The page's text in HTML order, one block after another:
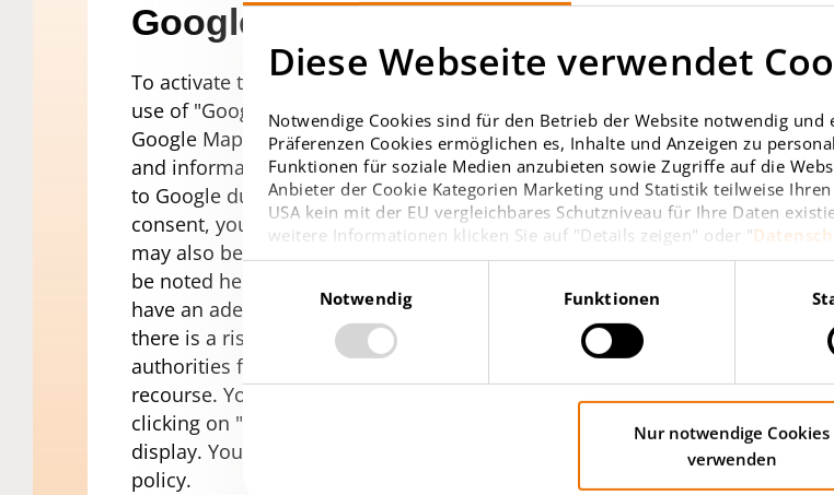
Diese Webseite verwendet
Notwendige Cookies sind für den Betrieb der Website notwendig
Präferenzen Cookies ermöglichen es, Inhalte und Anzeigen zu
Funktionen für soziale Medien anzubieten sowie Zugriffe auf die
Anbieter der Cookie Kategorien Marketing und Statistik teilweise
USA kein mit der EU vergleichbares Schutzniveau für Ihre Daten
weitere Informationen klicken Sie auf "Details zeigen" oder "
Notwendig
Funktionen
Nur notwendige Cookies
verwenden
Google Maps Consent
To activate the map display, we ask you to agree to the
use of "Google Maps". Furthermore, when activating
Google Maps, you agree that we transmit your IP address
and information about your terminal device and browser
to Google due to the loading of the maps. With your
consent, you also agree that the aforementioned data
may also be transmitted to Google in the USA. It should
be noted here that the ECJ certifies that the USA does not
have an adequate level of data protection. In particular,
there is a risk that your data may be processed by U.S.
authorities for surveillance purposes without any legal
recourse. You can revoke your consent at any time by
clicking on "Deactivate Google Maps" on the map
display. You can find more information in our
policy.